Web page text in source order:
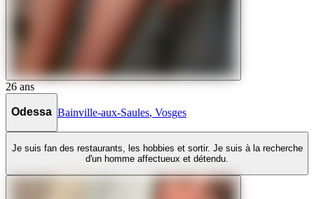
26 ans
Odessa Bainville-aux-Saules Vosges
Je suis fan des restaurants, les hobbies et sortir. Je suis à la recherche
d'un homme affectueux et détendu.